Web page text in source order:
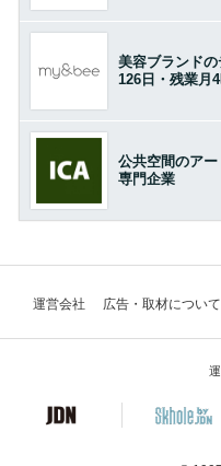
美容ブランド
126日・残業月
公共空間のア
専門企業
運営会社 広告・取材について